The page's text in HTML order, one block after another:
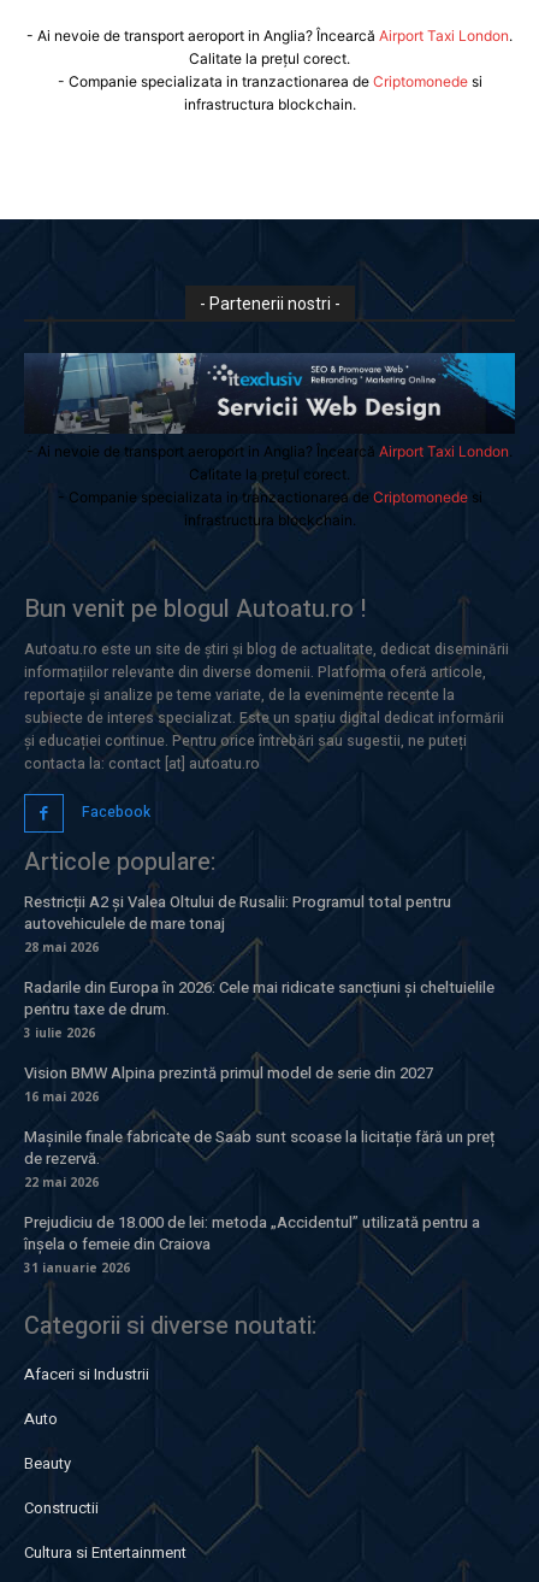
- Ai nevoie de transport aeroport in Anglia? Încearcă Airport Taxi London.
Calitate la prețul corect.
- Companie specializata in tranzactionarea de Criptomonedesi
infrastructura blockchain.
- Partenerii nostri -
- Ai nevoie de transport aeroport in Anglia? Încearcă Airport Taxi London
Calitate la prețul corect.
- Companie specializata in tranzactionarea de Criptomonedesi
infrastructura blockchain.
Bun venit pe blogul Autoatu.ro !
Autoatu.ro este un site de știri și blog de actualitate, dedicat diseminării
informațiilor relevante din diverse domenii. Platforma oferă articole,
reportaje și analize pe teme variate, de la evenimente recente la
subiecte de interes specializat. Este un spațiu digital dedicat informării
și educației continue. Pentru orice întrebări sau sugestii, ne puteți
contacta la: contact [at] autoatu.ro
Facebook
Articole populare:
Restricții A2 și Valea Oltului de Rusalii: Programul total pentru
autovehiculele de mare tonaj
28 mai 2026
Radarile din Europa în 2026: Cele mai ridicate sancțiuni și cheltuielile
pentru taxe de drum.
3 iulie 2026
Vision BMW Alpina prezintă primul model de serie din 2027
16 mai 2026
Mașinile finale fabricate de Saab sunt scoase la licitație fără un preț
de rezervă.
22 mai 2026
Prejudiciu de 18.000 de lei: metoda „Accidentul” utilizată pentru a
înșela o femeie din Craiova
31 ianuarie 2026
Categorii si diverse noutati:
Afaceri si Industrii
Auto
Beauty
Constructii
Cultura si Entertainment